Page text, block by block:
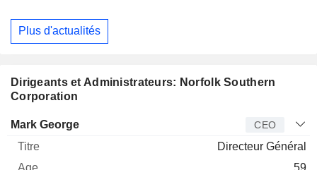
Plus d'actualités
Dirigeants et Administrateurs: Norfolk Southern
Corporation
Dirigeant Titre
Mark George CEO
Directeur Général
59